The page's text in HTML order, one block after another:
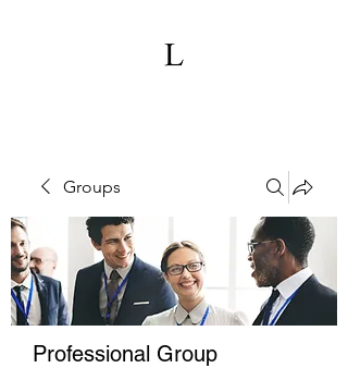
Groups
Professional Group